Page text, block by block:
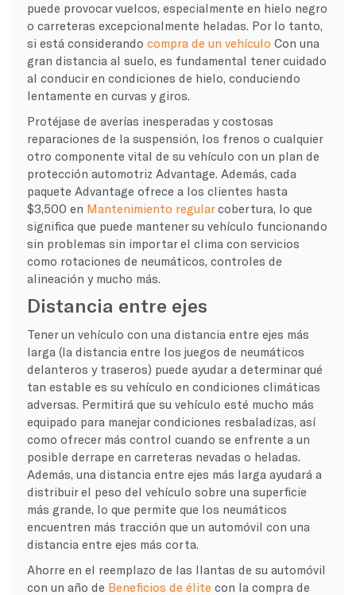
puede provocar vuelcos, especialmente en hielo negro
o carreteras excepcionalmente heladas. Por lo tanto,
si está considerando compra de un vehículo Con una
gran distancia al suelo, es fundamental tener cuidado
al conducir en condiciones de hielo, conduciendo
lentamente en curvas y giros.
Protéjase de averías inesperadas y costosas
reparaciones de la suspensión, los frenos o cualquier
otro componente vital de su vehículo con un plan de
protección automotriz Advantage. Además, cada
paquete Advantage ofrece a los clientes hasta
$3,500 en Mantenimiento regularcobertura, lo que
significa que puede mantener su vehículo funcionando
sin problemas sin importar el clima con servicios
como rotaciones de neumáticos, controles de
alineación y mucho más.
Distancia entre ejes
Tener un vehículo con una distancia entre ejes más
larga (la distancia entre los juegos de neumáticos
delanteros y traseros) puede ayudar a determinar qué
tan estable es su vehículo en condiciones climáticas
adversas. Permitirá que su vehículo esté mucho más
equipado para manejar condiciones resbaladizas, así
como ofrecer más control cuando se enfrente a un
posible derrape en carreteras nevadas o heladas.
Además, una distancia entre ejes más larga ayudará a
distribuir el peso del vehículo sobre una superficie
más grande, lo que permite que los neumáticos
encuentren más tracción que un automóvil con una
distancia entre ejes más corta.
Ahorre en el reemplazo de las llantas de su automóvil
con un año de Beneficios de élite con la compra de